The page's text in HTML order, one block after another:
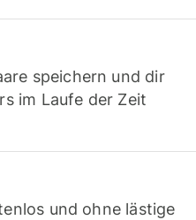
speichern und dir
im Laufe der Zeit
und ohne lästige